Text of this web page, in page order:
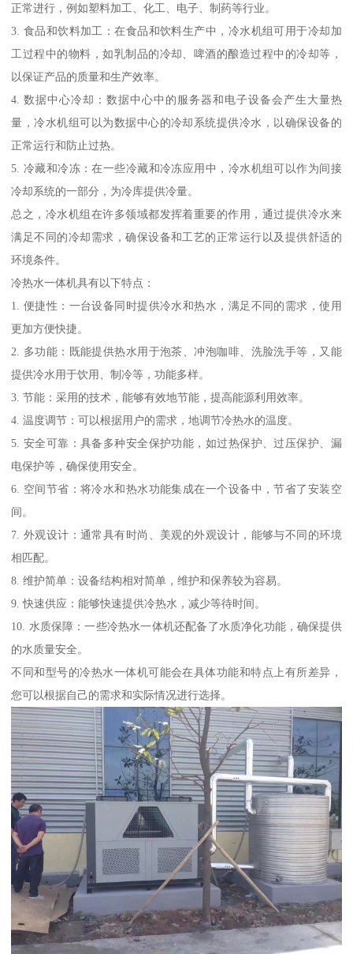
正常进行，例如塑料加工、化工、电子、制药等行业。
3. 食品和饮料加工：在食品和饮料生产中，冷水机组可用于冷却加
工过程中的物料，如乳制品的冷却、啤酒的酿造过程中的冷却等，
以保证产品的质量和生产效率。
4. 数据中心冷却：数据中心中的服务器和电子设备会产生大量热
量，冷水机组可以为数据中心的冷却系统提供冷水，以确保设备的
正常运行和防止过热。
5. 冷藏和冷冻：在一些冷藏和冷冻应用中，冷水机组可以作为间接
冷却系统的一部分，为冷库提供冷量。
总之，冷水机组在许多领域都发挥着重要的作用，通过提供冷水来
满足不同的冷却需求，确保设备和工艺的正常运行以及提供舒适的
环境条件。
冷热水一体机具有以下特点：
1. 便捷性：一台设备同时提供冷水和热水，满足不同的需求，使用
更加方便快捷。
2. 多功能：既能提供热水用于泡茶、冲泡咖啡、洗脸洗手等，又能
提供冷水用于饮用、制冷等，功能多样。
3. 节能：采用的技术，能够有效地节能，提高能源利用效率。
4. 温度调节：可以根据用户的需求，地调节冷热水的温度。
5. 安全可靠：具备多种安全保护功能，如过热保护、过压保护、漏
电保护等，确保使用安全。
6. 空间节省：将冷水和热水功能集成在一个设备中，节省了安装空
间。
7. 外观设计：通常具有时尚、美观的外观设计，能够与不同的环境
相匹配。
8. 维护简单：设备结构相对简单，维护和保养较为容易。
9. 快速供应：能够快速提供冷热水，减少等待时间。
10. 水质保障：一些冷热水一体机还配备了水质净化功能，确保提供
的水质量安全。
不同和型号的冷热水一体机可能会在具体功能和特点上有所差异，
您可以根据自己的需求和实际情况进行选择。